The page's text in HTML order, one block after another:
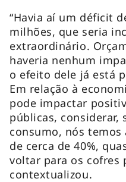
“Havia aí um déficit
milhões, que seria
extraordinário.
haveria nenhum
o efeito dele já está
Em relação à
pode impactar
públicas, considerar,
consumo, nós
de cerca de 40%,
voltar para os cofres
contextualizou.